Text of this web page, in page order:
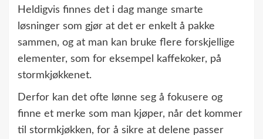
Heldigvis finnes det i dag mange smarte
løsninger som gjør at det er enkelt å pakke
sammen, og at man kan bruke flere forskjellige
elementer, som for eksempel kaffekoker, på
stormkjøkkenet.
Derfor kan det ofte lønne seg å fokusere og
finne et merke som man kjøper, når det kommer
til stormkjøkken, for å sikre at delene passer